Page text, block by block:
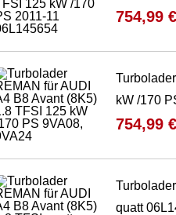
754,99 €
kW /170
754,99 €
quatt